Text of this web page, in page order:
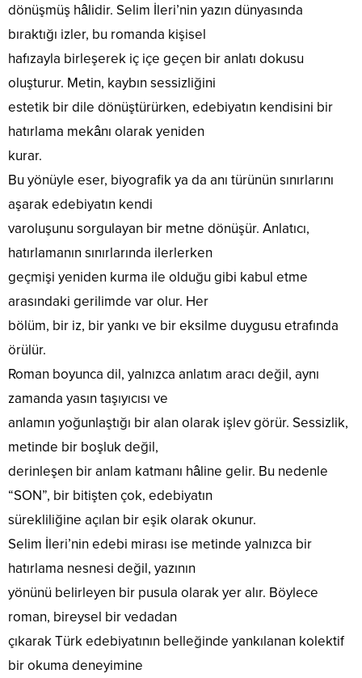
dönüşmüş hâlidir. Selim İleri’nin yazın dünyasında
bıraktığı izler, bu romanda kişisel
hafızayla birleşerek iç içe geçen bir anlatı dokusu
oluşturur. Metin, kaybın sessizliğini
estetik bir dile dönüştürürken, edebiyatın kendisini bir
hatırlama mekânı olarak yeniden
kurar.
Bu yönüyle eser, biyografik ya da anı türünün sınırlarını
aşarak edebiyatın kendi
varoluşunu sorgulayan bir metne dönüşür. Anlatıcı,
hatırlamanın sınırlarında ilerlerken
geçmişi yeniden kurma ile olduğu gibi kabul etme
arasındaki gerilimde var olur. Her
bölüm, bir iz, bir yankı ve bir eksilme duygusu etrafında
örülür.
Roman boyunca dil, yalnızca anlatım aracı değil, aynı
zamanda yasın taşıyıcısı ve
anlamın yoğunlaştığı bir alan olarak işlev görür. Sessizlik,
metinde bir boşluk değil,
derinleşen bir anlam katmanı hâline gelir. Bu nedenle
“SON”, bir bitişten çok, edebiyatın
sürekliliğine açılan bir eşik olarak okunur.
Selim İleri’nin edebi mirası ise metinde yalnızca bir
hatırlama nesnesi değil, yazının
yönünü belirleyen bir pusula olarak yer alır. Böylece
roman, bireysel bir vedadan
çıkarak Türk edebiyatının belleğinde yankılanan kolektif
bir okuma deneyimine